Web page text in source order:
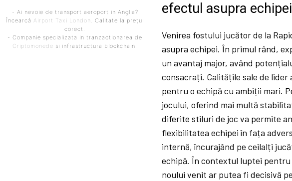
- Ai nevoie de transport aeroport in Anglia?
ÎncearcăAirport Taxi London . Calitate la prețul
corect.
- Companie specializata in tranzactionarea de
Criptomonede si infrastructura blockchain.
efectul asupra echipei
Venirea fostului jucător de la
asupra echipei. În primul rând,
un avantaj major, având
consacrați. Calitățile sale de
pentru o echipă cu ambiții mari.
jocului, oferind mai multă
diferite stiluri de joc va permite
flexibilitatea echipei în fața
internă, încurajând pe ceilalți
echipă. În contextul luptei
noului venit ar putea fi decisivă